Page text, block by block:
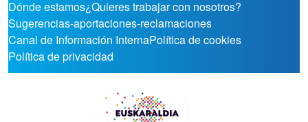
ORRI-OINA
Dónde estamos¿Quieres trabajar con nosotros?
Sugerencias-aportaciones-reclamaciones
TESTU-LEGALAK
Canal de Información InternaPolítica de cookies
Política de privacidad